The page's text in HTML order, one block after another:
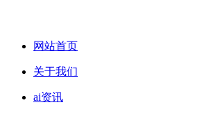
网站首页
关于我们
ai资讯